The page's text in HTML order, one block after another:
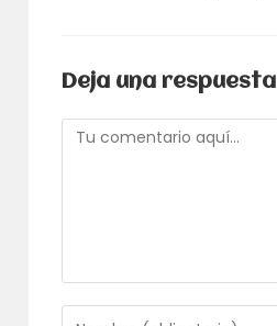
Deja una respuesta
Comentario